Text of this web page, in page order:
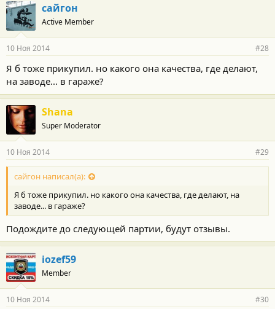
сайгон
Active Member
10 Ноя 2014 #28
Я б тоже прикупил. но какого она качества, где делают,
на заводе... в гараже?
Shana
Super Moderator
10 Ноя 2014 #29
сайгон написал(а):
Я б тоже прикупил. но какого она качества, где делают, на
заводе... в гараже?
Подождите до следующей партии, будут отзывы.
iozef59
Member
10 Ноя 2014 #30